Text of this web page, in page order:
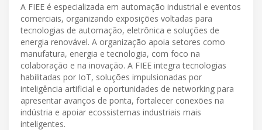
A FIEE é especializada em automação industrial e eventos
comerciais, organizando exposições voltadas para
tecnologias de automação, eletrônica e soluções de
energia renovável. A organização apoia setores como
manufatura, energia e tecnologia, com foco na
colaboração e na inovação. A FIEE integra tecnologias
habilitadas por IoT, soluções impulsionadas por
inteligência artificial e oportunidades de networking para
apresentar avanços de ponta, fortalecer conexões na
indústria e apoiar ecossistemas industriais mais
inteligentes.